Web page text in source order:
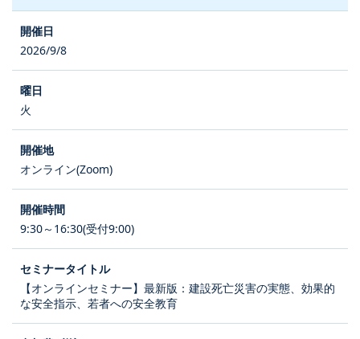
2026/9/8
火
オンライン(Zoom)
9:30～16:30(受付9:00)
【オンラインセミナー】最新版：建設死亡災害の実態、効果的
な安全指示、若者への安全教育